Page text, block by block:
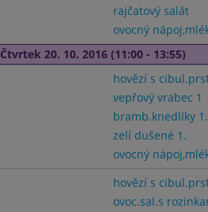
rajčatový salát
ovocný
Čtvrtek 20. 10. 2016 (11:00 - 13:55)
hovězí s
vepřový vrabec 1
bramb.knedlíky
zelí dušené 1.
ovocný
hovězí s
ovoc.sal.s